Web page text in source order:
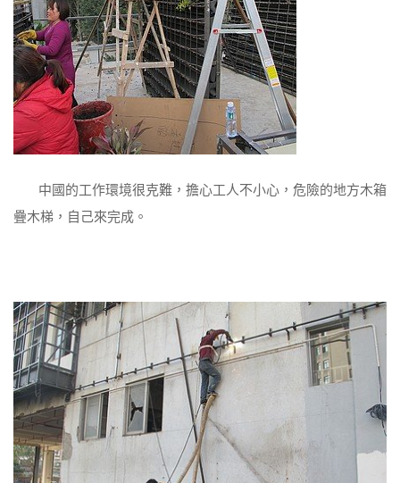
中國的工作環境很克難，擔心工人不小心，危險的地方木箱
疊木梯，自己來完成。